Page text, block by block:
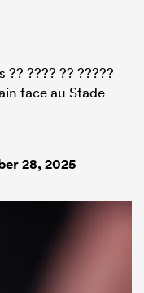
?? ???? ?? ?????
face au Stade
28, 2025